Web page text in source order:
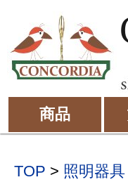
商品
TOP > 照明器